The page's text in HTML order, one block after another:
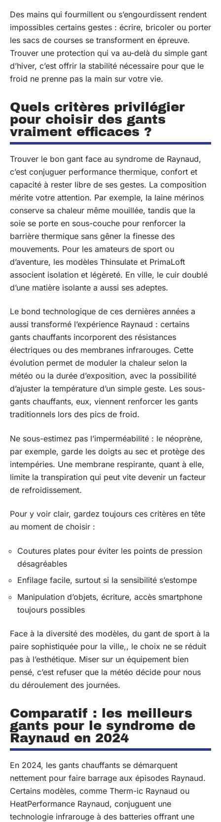
Des mains qui fourmillent ou s’engourdissent rendent
impossibles certains gestes : écrire, bricoler ou porter
les sacs de courses se transforment en épreuve.
Trouver une protection qui va au-delà du simple gant
d’hiver, c’est offrir la stabilité nécessaire pour que le
froid ne prenne pas la main sur votre vie.
Quels critères privilégier
pour choisir des gants
vraiment efficaces ?
Trouver le bon gant face au syndrome de Raynaud,
c’est conjuguer performance thermique, confort et
capacité à rester libre de ses gestes. La composition
mérite votre attention. Par exemple, la laine mérinos
conserve sa chaleur même mouillée, tandis que la
soie se porte en sous-couche pour renforcer la
barrière thermique sans gêner la finesse des
mouvements. Pour les amateurs de sport ou
d’aventure, les modèles Thinsulate et PrimaLoft
associent isolation et légèreté. En ville, le cuir doublé
d’une matière isolante a aussi ses adeptes.
Le bond technologique de ces dernières années a
aussi transformé l’expérience Raynaud : certains
gants chauffants incorporent des résistances
électriques ou des membranes infrarouges. Cette
évolution permet de moduler la chaleur selon la
météo ou la durée d’exposition, avec la possibilité
d’ajuster la température d’un simple geste. Les sous-
gants chauffants, eux, viennent renforcer les gants
traditionnels lors des pics de froid.
Ne sous-estimez pas l’imperméabilité : le néoprène,
par exemple, garde les doigts au sec et protège des
intempéries. Une membrane respirante, quant à elle,
limite la transpiration qui peut vite devenir un facteur
de refroidissement.
Pour y voir clair, gardez toujours ces critères en tête
au moment de choisir :
Coutures plates pour éviter les points de pression
désagréables
Enfilage facile, surtout si la sensibilité s’estompe
Manipulation d’objets, écriture, accès smartphone
toujours possibles
Face à la diversité des modèles, du gant de sport à la
paire sophistiquée pour la ville,, le choix ne se réduit
pas à l’esthétique. Miser sur un équipement bien
pensé, c’est refuser que la météo décide pour nous
du déroulement des journées.
Comparatif : les meilleurs
gants pour le syndrome de
Raynaud en 2024
En 2024, les gants chauffants se démarquent
nettement pour faire barrage aux épisodes Raynaud.
Certains modèles, comme Therm-ic Raynaud ou
HeatPerformance Raynaud, conjuguent une
technologie infrarouge à des batteries offrant une